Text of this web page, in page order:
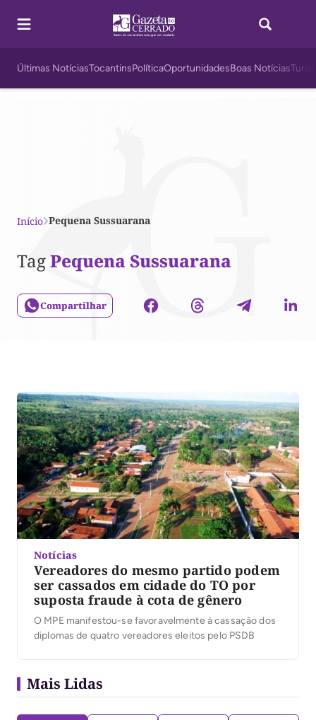
Últimas NotíciasTocantinsPolíticaOportunidadesBoas Notícias
Início Pequena Sussuarana
TagPequena Sussuarana
Compartilhar
Notícias
Vereadores do mesmo partido podem
ser cassados em cidade do TO por
suposta fraude à cota de gênero
O MPE manifestou-se favoravelmente à cassação dos
diplomas de quatro vereadores eleitos pelo PSDB
Mais Lidas